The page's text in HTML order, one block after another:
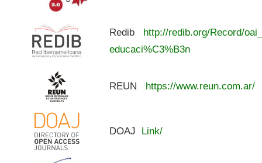
Redib
http://redib.org/Record/
educaci%C3%B3n
REUN https://www.reun.com.ar/
DOAJ Link/